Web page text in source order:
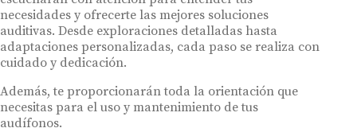
necesidades y ofrecerte las mejores soluciones
auditivas. Desde exploraciones detalladas hasta
adaptaciones personalizadas, cada paso se realiza con
cuidado y dedicación.
Además, te proporcionarán toda la orientación que
necesitas para el uso y mantenimiento de tus
audífonos.